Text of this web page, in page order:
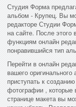
Студия Форма
альбом - Крупец. Вы
редакторе Студии
на сайте. После этого
функциям онлайн
понравившийся тип
Перейти в онлайн
вашего
приступать к
фотографии , которые
странице макета вы